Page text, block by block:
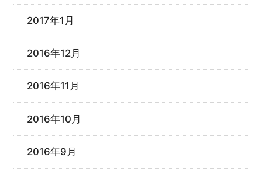
2017年1月
2016年12月
2016年11月
2016年10月
2016年9月